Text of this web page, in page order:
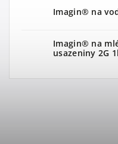
Imagin® na
Imagin® na
usazeniny 2G